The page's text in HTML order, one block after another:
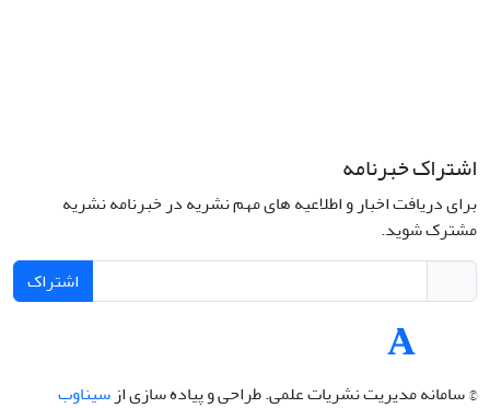
اشتراک خبرنامه
برای دریافت اخبار و اطلاعیه های مهم نشریه در خبرنامه نشریه
مشترک شوید.
اشتراک
© سامانه مدیریت نشریات علمی.طراحی و پیاده سازی از سیناوب